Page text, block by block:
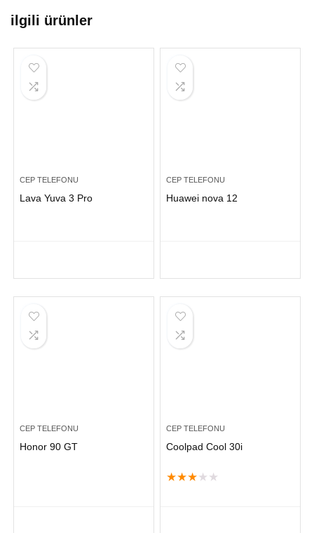
ilgili ürünler
CEP TELEFONU
Lava Yuva 3 Pro
CEP TELEFONU
Huawei nova 12
CEP TELEFONU
Honor 90 GT
CEP TELEFONU
Coolpad Cool 30i
★★★ ★ ★